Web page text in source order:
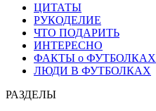
ЦИТАТЫ
РУКОДЕЛИЕ
ЧТО ПОДАРИТЬ
ИНТЕРЕСНО
ФАКТЫ о ФУТБОЛКАХ
ЛЮДИ В ФУТБОЛКАХ
РАЗДЕЛЫ